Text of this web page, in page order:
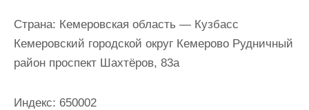
Страна: Кемеровская область — Кузбасс
Кемеровский городской округ Кемерово Рудничный
район проспект Шахтёров, 83а
Индекс: 650002